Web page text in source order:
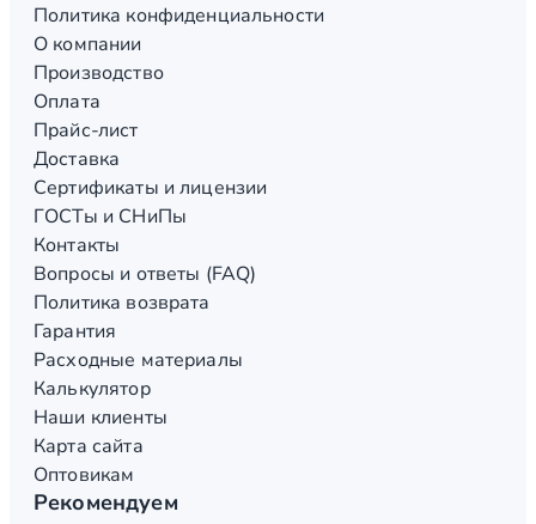
Политика конфиденциальности
О компании
Производство
Оплата
Прайс-лист
Доставка
Сертификаты и лицензии
ГОСТы и СНиПы
Контакты
Вопросы и ответы (FAQ)
Политика возврата
Гарантия
Расходные материалы
Калькулятор
Наши клиенты
Карта сайта
Оптовикам
Рекомендуем